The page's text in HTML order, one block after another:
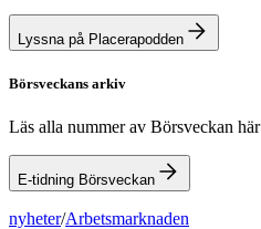
Lyssna på Placerapodden
Börsveckans arkiv
Läs alla nummer av Börsveckan här
E-tidning Börsveckan
nyheter/Arbetsmarknaden